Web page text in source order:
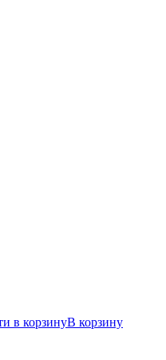
в корзинуВ корзину